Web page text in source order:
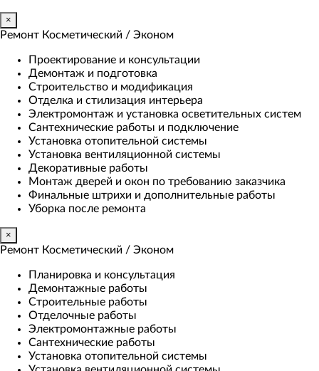
×
Ремонт Косметический / Эконом​
Проектирование и консультации
Демонтаж и подготовка
Строительство и модификация
Отделка и стилизация интерьера
Электромонтаж и установка осветительных систем
Сантехнические работы и подключение
Установка отопительной системы
Установка вентиляционной системы
Декоративные работы
Монтаж дверей и окон по требованию заказчика
Финальные штрихи и дополнительные работы
Уборка после ремонта
×
Ремонт Косметический / Эконом​
Планировка и консультация
Демонтажные работы
Строительные работы
Отделочные работы
Электромонтажные работы
Сантехнические работы
Установка отопительной системы